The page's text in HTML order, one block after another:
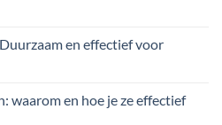
en effectief voor
waarom en hoe je ze effectief